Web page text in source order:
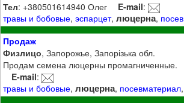
Тел: +380501614940 Олег E-mail:
травы и бобовые,эспарцет,люцерна,
Продаж
Физлицо, Запорожье, Запорізька обл.
Продам семена люцерны промагниченные.
E-mail:
травы и бобовые,люцерна, посевматериал